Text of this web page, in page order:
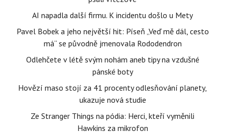
AI napadla další firmu. K incidentu došlo u Mety
Pavel Bobek a jeho největší hit: Píseň „Veď mě dál, cesto
má“ se původně jmenovala Rododendron
Odlehčete v létě svým nohám aneb tipy na vzdušné
pánské boty
Hovězí maso stojí za 41 procenty odlesňování planety,
ukazuje nová studie
Ze Stranger Things na pódia: Herci, kteří vyměnili
Hawkins za mikrofon